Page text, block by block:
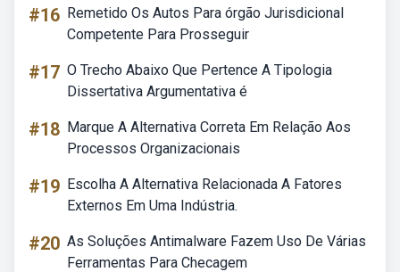
#16 Remetido Os Autos Para órgão Jurisdicional
Competente Para Prosseguir
#17 O Trecho Abaixo Que Pertence A Tipologia
Dissertativa Argumentativa é
#18 Marque A Alternativa Correta Em Relação Aos
Processos Organizacionais
#19 Escolha A Alternativa Relacionada A Fatores
Externos Em Uma Indústria.
#20 As Soluções Antimalware Fazem Uso De Várias
Ferramentas Para Checagem